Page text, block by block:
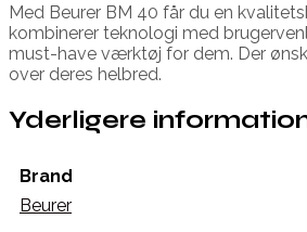
Med Beurer BM 40 får du en
kombinerer teknologi med
must-have værktøj for dem. Der
over deres helbred.
Yderligere
Brand
Beurer